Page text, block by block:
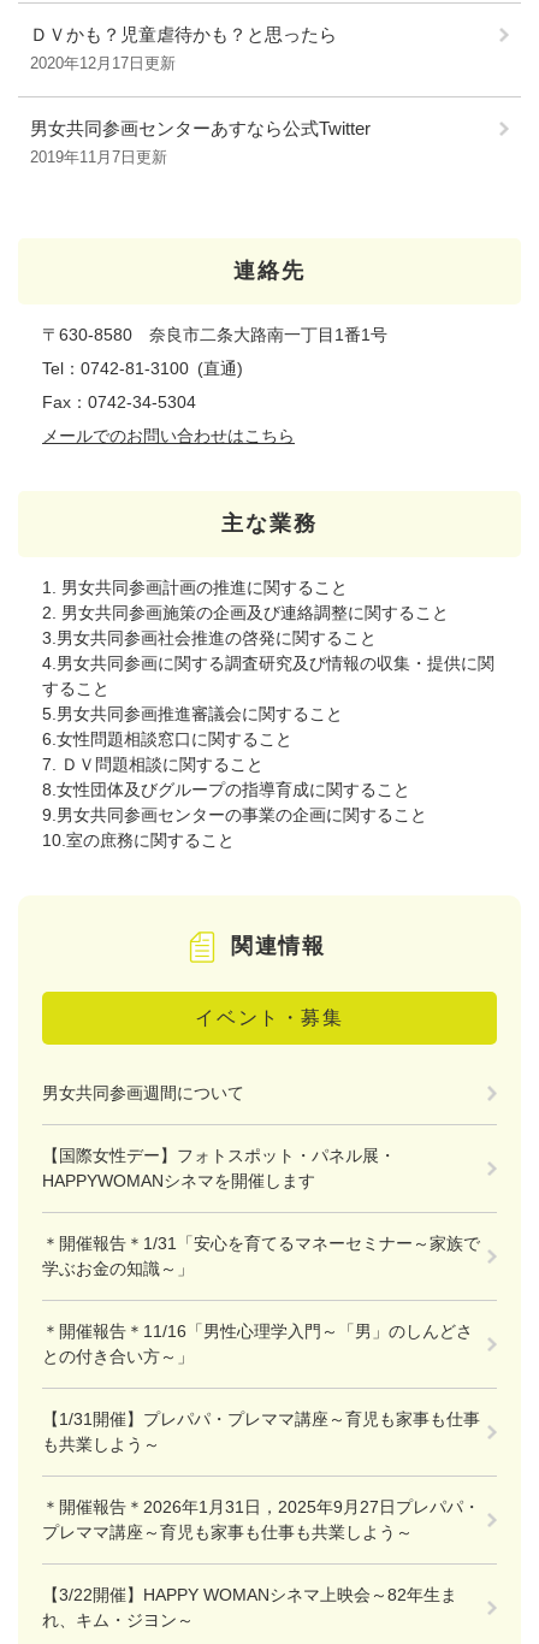
ＤＶかも？児童虐待かも？と思ったら
2020年12月17日更新
男女共同参画センターあすなら公式Twitter
2019年11月7日更新
連絡先
〒630-8580 奈良市二条大路南一丁目1番1号
Tel：0742-81-3100
直通
Fax：0742-34-5304
メールでのお問い合わせはこちら
主な業務
1. 男女共同参画計画の推進に関すること
2. 男女共同参画施策の企画及び連絡調整に関すること
3.男女共同参画社会推進の啓発に関すること
4.男女共同参画に関する調査研究及び情報の収集・提供に関
すること
5.男女共同参画推進審議会に関すること
6.女性問題相談窓口に関すること
7. ＤＶ問題相談に関すること
8.女性団体及びグループの指導育成に関すること
9.男女共同参画センターの事業の企画に関すること
10.室の庶務に関すること
関連情報
イベント・募集
男女共同参画週間について
【国際女性デー】フォトスポット・パネル展・
HAPPYWOMANシネマを開催します
＊開催報告＊1/31「安心を育てるマネーセミナー～家族で
学ぶお金の知識～」
＊開催報告＊11/16「男性心理学入門～「男」のしんどさ
との付き合い方～」
【1/31開催】プレパパ・プレママ講座～育児も家事も仕事
も共業しよう～
＊開催報告＊2026年1月31日，2025年9月27日プレパパ・
プレママ講座～育児も家事も仕事も共業しよう～
【3/22開催】HAPPY WOMANシネマ上映会～82年生ま
れ、キム・ジヨン～